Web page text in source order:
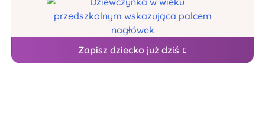
Zapisz dziecko już dziś